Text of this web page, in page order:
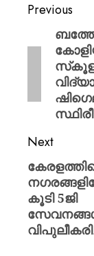
Previous
Next
കൂടി 5ജി